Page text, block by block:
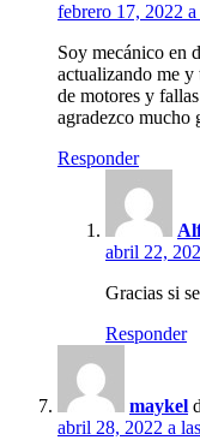
febrero 17, 2022
Soy mecánico en
actualizando me
de motores y
agradezco mucho
Responder
abril 22,
Gracias si
Responder
maykel
abril 28, 2022 a